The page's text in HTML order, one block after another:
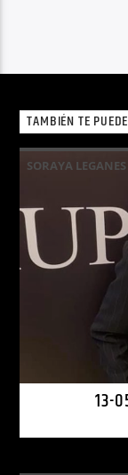
TAMBIÉN TE
SORAYA LEGANES
13-